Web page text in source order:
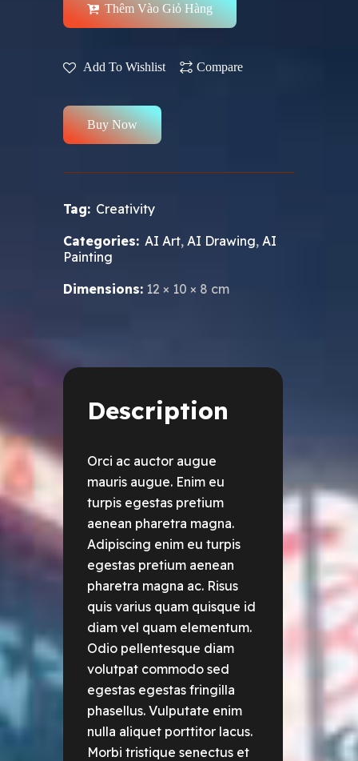
Thêm Vào Giỏ Hàng
Add To Wishlist Compare
Buy Now
Tag: Creativity
Categories: AI Art, AI Drawing, AI
Painting
Dimensions: 12 × 10 × 8 cm
Description
Orci ac auctor augue
mauris augue. Enim eu
turpis egestas pretium
aenean pharetra magna.
Adipiscing enim eu turpis
egestas pretium aenean
pharetra magna ac. Risus
quis varius quam quisque id
diam vel quam elementum.
Odio pellentesque diam
volutpat commodo sed
egestas egestas fringilla
phasellus. Vulputate enim
nulla aliquet porttitor lacus.
Morbi tristique senectus et